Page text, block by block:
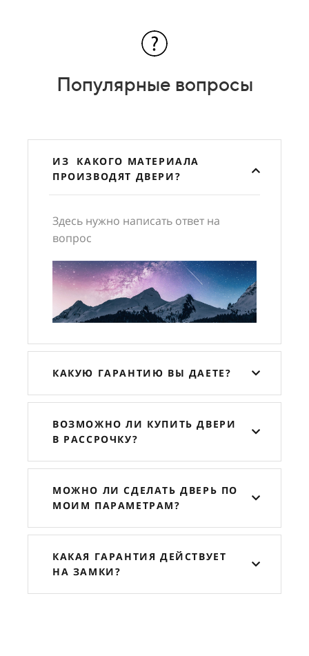
Популярные вопросы
ИЗ КАКОГО МАТЕРИАЛА
ПРОИЗВОДЯТ ДВЕРИ?
Здесь нужно написать ответ на
вопрос
КАКУЮ ГАРАНТИЮ ВЫ ДАЕТЕ?
ВОЗМОЖНО ЛИ КУПИТЬ ДВЕРИ
В РАССРОЧКУ?
МОЖНО ЛИ СДЕЛАТЬ ДВЕРЬ ПО
МОИМ ПАРАМЕТРАМ?
КАКАЯ ГАРАНТИЯ ДЕЙСТВУЕТ
НА ЗАМКИ?